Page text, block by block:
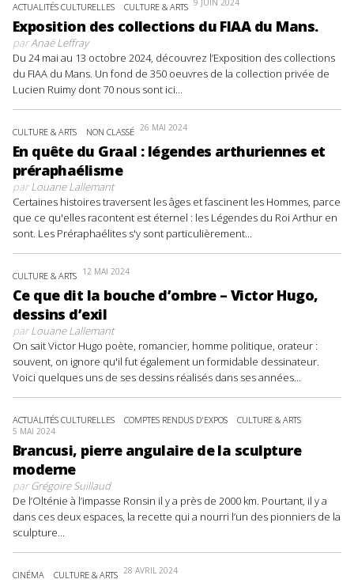
ACTUALITÉS CULTURELLES CULTURE & ARTS 9 JUIN 2024
Exposition des collections du FIAA du Mans.
parAnaë Leffray
Du 24 mai au 13 octobre 2024, découvrez l’Exposition des collections
du FIAA du Mans. Un fond de 350 oeuvres de la collection privée de
Lucien Ruimy dont 70 nous sont ici...
CULTURE & ARTS NON CLASSÉ 26 MAI 2024
En quête du Graal : légendes arthuriennes et
préraphaélisme
parLouane Lallemant
Certaines histoires traversent les âges et fascinent les Hommes, parce
que ce qu'elles racontent est éternel : les Légendes du Roi Arthur en
sont. Les Préraphaélites s'y sont particulièrement...
CULTURE & ARTS 12 MAI 2024
Ce que dit la bouche d’ombre – Victor Hugo,
dessins d’exil
parLouane Lallemant
On sait Victor Hugo poète, romancier, homme politique, orateur :
souvent, on ignore qu'il fut également un formidable dessinateur.
Voici quelques uns de ses dessins réalisés dans ses années...
ACTUALITÉS CULTURELLES COMPTES RENDUS D'EXPOS CULTURE & ARTS
5 MAI 2024
Brancusi, pierre angulaire de la sculpture
moderne
parGrégoire Suillaud
De l’Olténie à l’impasse Ronsin il y a près de 2000 km. Pourtant, il y a
dans ces deux espaces, la recette qui a nourri l’un des pionniers de la
sculpture...
CINÉMA CULTURE & ARTS 28 AVRIL 2024